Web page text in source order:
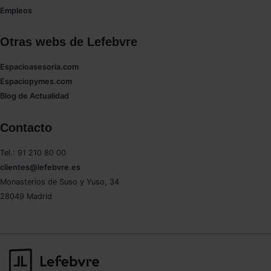
Empleos
Otras webs de Lefebvre
Espacioasesoria.com
Espaciopymes.com
Blog de Actualidad
Contacto
Tel.: 91 210 80 00
clientes@lefebvre.es
Monasterios de Suso y Yuso, 34
28049 Madrid